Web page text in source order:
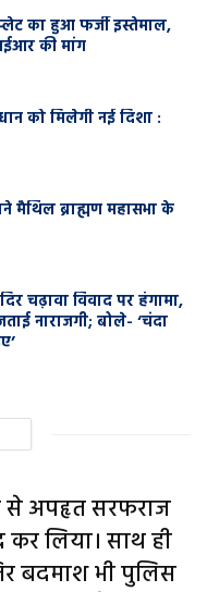
का हुआ फर्जी इस्तेमाल,
की मांग
को मिलेगी नई दिशा :
मैथिल ब्राह्मण महासभा के
चढ़ावा विवाद पर हंगामा,
नाराजगी; बोले- ‘चंदा
से अपहृत सरफराज
लिया। साथ ही
बदमाश भी पुलिस